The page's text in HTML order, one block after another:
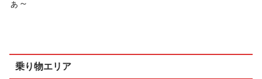
ぁ～
乗り物エリア